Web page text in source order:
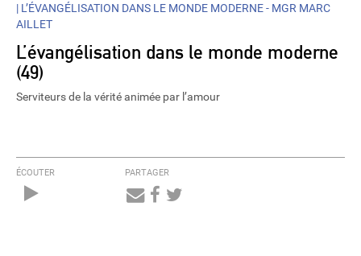
| L’ÉVANGÉLISATION DANS LE MONDE MODERNE - MGR MARC
AILLET
L’évangélisation dans le monde moderne
(49)
Serviteurs de la vérité animée par l’amour
ÉCOUTER PARTAGER